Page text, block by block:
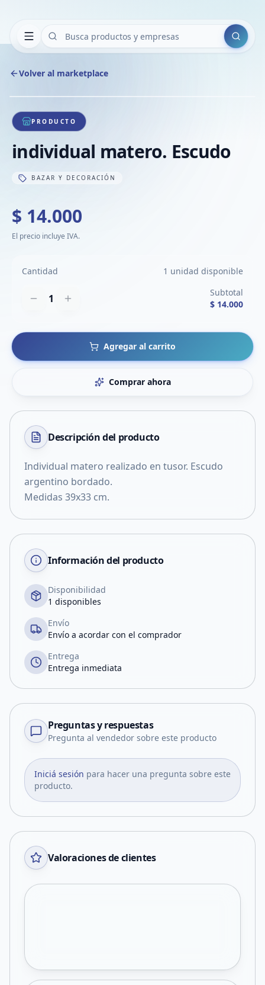
Buscar
Volver al marketplace
1/1
PRODUCTO
individual matero. Escudo
BAZAR Y DECORACIÓN
$ 14.000
El precio incluye IVA.
Cantidad 1 unidad disponible
1
Subtotal
$ 14.000
Agregar al carrito
Comprar ahora
Descripción del producto
Individual matero realizado en tusor. Escudo
argentino bordado.
Medidas 39x33 cm.
Información del producto
Disponibilidad
1 disponibles
Envío
Envío a acordar con el comprador
Entrega
Entrega inmediata
Preguntas y respuestas
Pregunta al vendedor sobre este producto
Iniciá sesión para hacer una pregunta sobre este
producto.
Valoraciones de clientes